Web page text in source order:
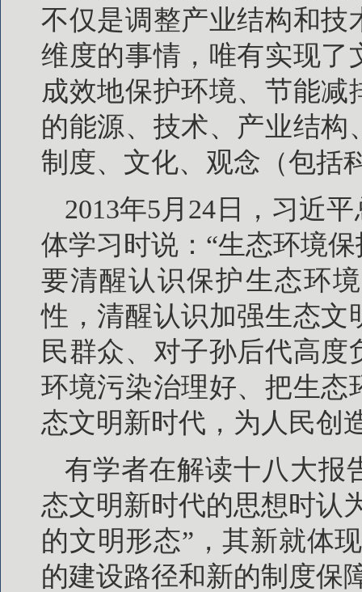
不仅是调整产业结构和技
维度的事情，唯有实现了
成效地保护环境、节能
的能源、技术、产业结
制度、文化、观念（包括
2013年5月24日，习近
体学习时说：“生态环境
要清醒认识保护生态环
性，清醒认识加强生态文
民群众、对子孙后代高
环境污染治理好、把生态
态文明新时代，为人民创
有学者在解读十八大报
态文明新时代的思想时认
的文明形态”，其新就体
的建设路径和新的制度保